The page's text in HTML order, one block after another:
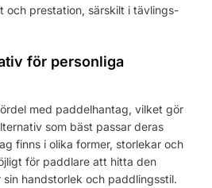
och prestation, särskilt i tävlings-
för personliga
med paddelhantag, vilket gör
som bäst passar deras
finns i olika former, storlekar och
för paddlare att hitta den
handstorlek och paddlingsstil.